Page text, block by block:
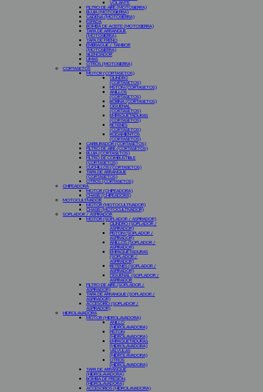
VOLANTE
FILTRO DE AIRE (MOTOSIERRA)
BUJIA (MOTOSIERRA)
CADENA (MOTOSIERRA)
ESPADA
BOMBA DE ACEITE (MOTOSIERRA)
TAPA DE ARRANQUE
(MOTOSIERRA)
TAPA DE FRENO
EMBRAGUE / TAMBOR
(MOTOSIERRA)
SILENCIADOR
LIMAS
OTROS (MOTOSIERRA)
CORTASETOS
MOTOR (CORTASETOS)
CILINDRO
(CORTASETOS)
PISTON (CORTASETOS)
ANILLOS
(CORTASETOS)
BOBINA (CORTASETOS)
CIGUEÑAL
(CORTASETOS)
EMPAQUETADURAS
(CORTASETOS)
RETENES
(CORTASETOS)
RODAMIENTOS
(CORTASETOS)
CARBURADOR (CORTASETOS)
FILTRO DE AIRE (CORTASETOS)
BUJIA (CORTASETOS)
FILTRO DE COMBUSTIBLE
(CORTASETOS)
CUCHILLOS (CORTASETOS)
TAPA DE ARRANQUE
(CORTASETOS)
OTROS (CORTASETOS)
CHIPEADORA
MOTOR (CHIPEADORA)
CHASIS (CHIPEADORA)
MOTOCULTIVADOR
MOTOR (MOTOCULTIVADOR)
CHASIS (MOTOCULTIVADOR)
SOPLADOR / ASPIRADOR
MOTOR (SOPLADOR / ASPIRADOR)
CILINDRO (SOPLADOR /
ASPIRADOR)
PISTON (SOPLADOR /
ASPIRADOR)
ANILLOS (SOPLADOR /
ASPIRADOR)
EMPAQUETADURAS
(SOPLADOR /
ASPIRADOR)
RETENES (SOPLADOR /
ASPIRADOR)
CIGUEÑAL (SOPLADOR /
ASPIRADOR
FILTRO DE AIRE (SOPLADOR /
ASPIRADOR)
TAPA DE ARRANQUE (SOPLADOR /
ASPIRADOR)
ACCESORIO (SOPLADOR /
ASPIRADOR)
HIDROLAVADORA
MOTOR (HIDROLAVADORA)
ANILLO
(HIDROLAVADORA)
PISTON
(HIDROLAVADORA)
EMPAQUETADURAS
(HIDROLAVADORA)
VALVULAS
(HIDROLAVADORA)
OTROS
(HIDROLAVADORA)
TAPA DE ARRANQUE
(HIDROLAVADORA)
BOMBA DE PRESION
(HIDROLAVADORA)
ACCESORIOS (HIDROLAVADORA)